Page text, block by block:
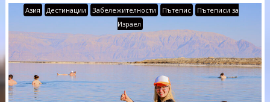
Азия Дестинации Забележителности Пътепис
Пътеписи за
Израел